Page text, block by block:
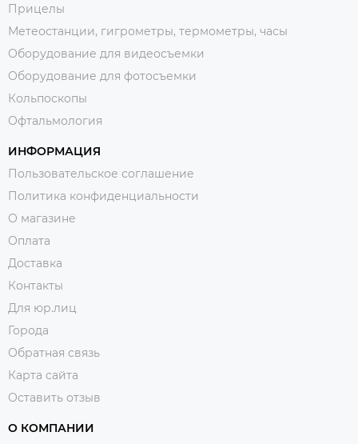
Прицелы
Метеостанции, гигрометры, термометры, часы
Оборудование для видеосъемки
Оборудование для фотосъемки
Кольпоскопы
Офтальмология
ИНФОРМАЦИЯ
Пользовательское соглашение
Политика конфиденциальности
О магазине
Оплата
Доставка
Контакты
Для юр.лиц
Города
Обратная связь
Карта сайта
Оставить отзыв
О КОМПАНИИ